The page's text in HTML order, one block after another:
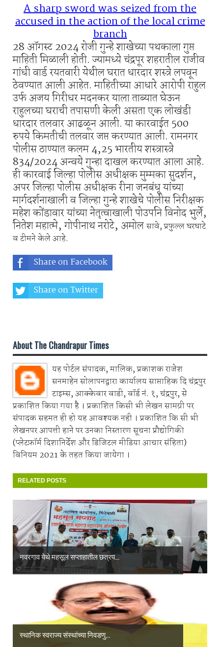
A sharp sword was seized from the
accused in the action of the local crime
branch
28 ऑगस्ट 2024 रोजी गुन्हे शाखेच्या पथकाला गुप्त
माहिती मिळाली होती. ज्यामध्ये चंद्रपूर शहरातील राजीव
गांधी वार्ड रयतवारी येथील घरात धारदार शस्त्रे लपवून
ठेवण्यात आली आहेत. माहितीच्या आधारे आरोपी राहुल
उर्फ ​​अजय गिरीधर मदनकर याला ताब्यात घेऊन
राहुलच्या घराची तपासणी केली असता एक लोखंडी
धारदार तलवार आढळून आली. या कारवाईत 500
रुपये किमतीची तलवार जप्त करण्यात आली. रामनगर
पोलीस ठाण्यात कलम 4,25 भारतीय शस्त्रास्त्रे
834/2024 अन्वये गुन्हा दाखल करण्यात आला आहे.
ही कारवाई जिल्हा पोलीस अधीक्षक मुम्मका सुदर्शन,
अपर जिल्हा पोलीस अधीक्षक रीना जनबंधू यांच्या
मार्गदर्शनाखाली व जिल्हा गुन्हे शाखेचे पोलीस निरीक्षक
महेश कोंडावार यांच्या नेतृत्वाखाली पोउपनि विनोद भुर्ले,
नितेश महात्मे, गोपीनाथ नरोटे, अमोलसावे, प्रफुल्ल घरघाटे
व टीमने केले आहे.
Share on Facebook
Share on Twitter
About The Chandrapur Times
यह पोर्टल संपादक, मालिक, प्रकाशक राजेश
सनमाहेन सोलापनद्वारा कार्यालय साप्ताहिक दि चंद्रपुर
टाइम्स, आक्केवार वाडी, वॉर्ड नं. १, चंद्रपुर, से
प्रकाशित किया गया है । प्रकाशित किसी भी लेखन सामग्री पर
संपादक सहमत ही हो यह आवश्यक नही । प्रकाशित कि सी भी
लेखनपर आपत्ती हाने पर उनका निस्तारण सूचना प्रौद्योगिकी
(प्लेटफ़ॉर्म दिशानिर्देश और डिजिटल मीडिया आचार संहिता)
विनियम 2021 के तहत किया जायेगा ।
RELATED POSTS
नवरगाव येथे महसूल सप्ताहातील छत्रप...
स्थानिक स्वराज्य संस्थांच्या निवडणु...